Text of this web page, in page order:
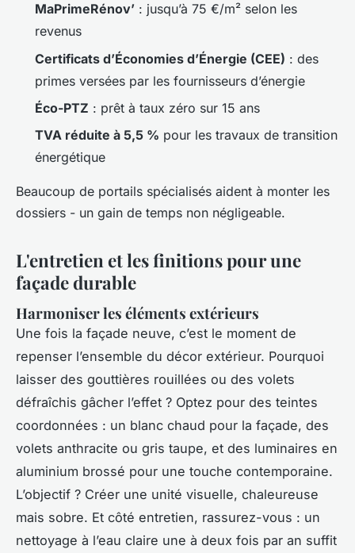
MaPrimeRénov’ : jusqu’à 75 €/m² selon les
revenus
Certificats d’Économies d’Énergie (CEE) : des
primes versées par les fournisseurs d’énergie
Éco-PTZ : prêt à taux zéro sur 15 ans
TVA réduite à 5,5 % pour les travaux de transition
énergétique
Beaucoup de portails spécialisés aident à monter les
dossiers - un gain de temps non négligeable.
L'entretien et les finitions pour une
façade durable
Harmoniser les éléments extérieurs
Une fois la façade neuve, c’est le moment de
repenser l’ensemble du décor extérieur. Pourquoi
laisser des gouttières rouillées ou des volets
défraîchis gâcher l’effet ? Optez pour des teintes
coordonnées : un blanc chaud pour la façade, des
volets anthracite ou gris taupe, et des luminaires en
aluminium brossé pour une touche contemporaine.
L’objectif ? Créer une unité visuelle, chaleureuse
mais sobre. Et côté entretien, rassurez-vous : un
nettoyage à l’eau claire une à deux fois par an suffit